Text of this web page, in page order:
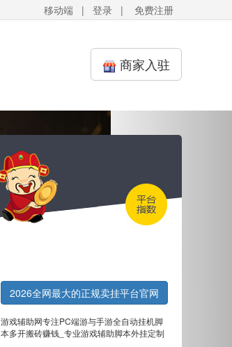
移动端 | 登录 | 免费注册
商家入驻
2026全网最大的正规卖挂平台官网
游戏辅助网专注PC端游与手游全自动挂机脚
本多开搬砖赚钱_专业游戏辅助脚本外挂定制